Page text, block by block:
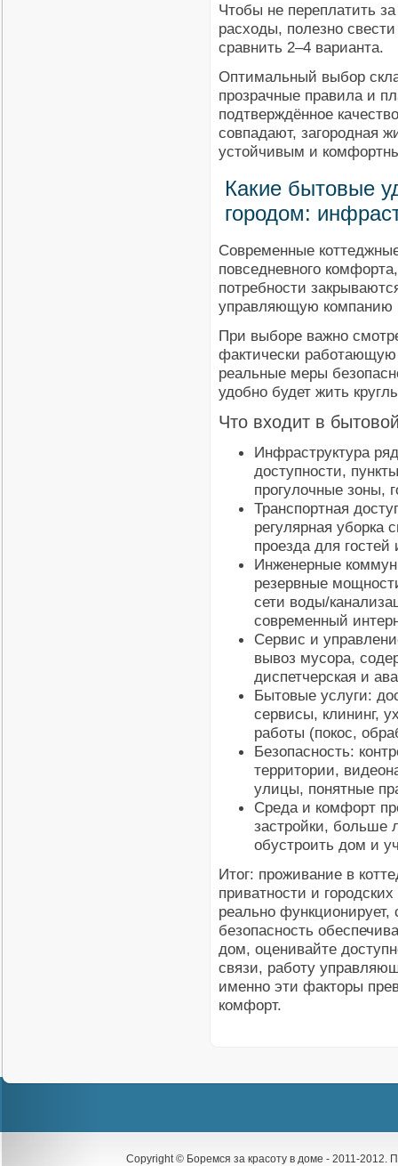
Чтобы не переплатить
расходы, полезно
сравнить 2–4 варианта.
Оптимальный выбор
прозрачные правила и
подтверждённое
совпадают, загородная
устойчивым и
Какие бытовые
городом:
Современные
повседневного
потребности
управляющую компанию
При выборе важно
фактически работающую
реальные меры
удобно будет жить
Что входит в
Инфраструктура
доступности,
прогулочные зоны,
Транспортная
регулярная уборка
проезда для гостей
Инженерные
резервные
сети воды/
современный
Сервис и
вывоз мусора,
диспетчерская и
Бытовые услуги:
сервисы, клининг,
работы (покос,
Безопасность:
территории,
улицы, понятные
Среда и комфорт
застройки, больше
обустроить дом и
Итог: проживание в
приватности и
реально
безопасность
дом, оценивайте
связи, работу
именно эти факторы
комфорт.
Copyright © Боремся за красоту в доме - 2011-2012.